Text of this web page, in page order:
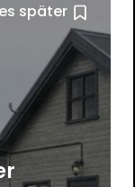
später